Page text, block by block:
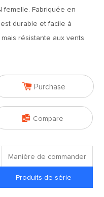
femelle. Fabriquée en
durable et facile à
résistante aux vents
 Purchase
 Compare
Manière de commander
Produits de série